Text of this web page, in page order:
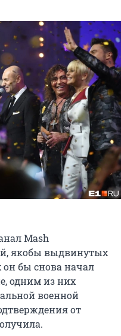
Mash
якобы выдвинутых
бы снова начал
одним из них
военной
от